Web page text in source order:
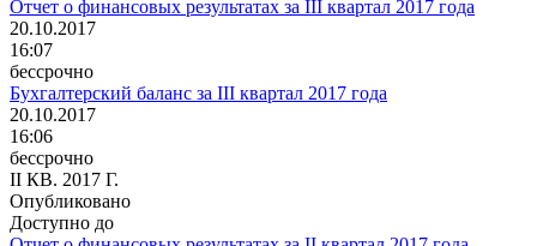
Отчет о финансовых результатах за III квартал 2017 года
20.10.2017
16:07
бессрочно
Бухгалтерский баланс за III квартал 2017 года
20.10.2017
16:06
бессрочно
II КВ. 2017 Г.
Опубликовано
Доступно до